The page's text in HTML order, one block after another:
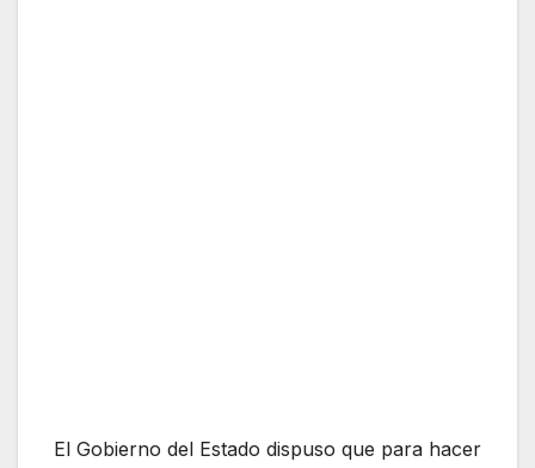
El Gobierno del Estado dispuso que para hacer